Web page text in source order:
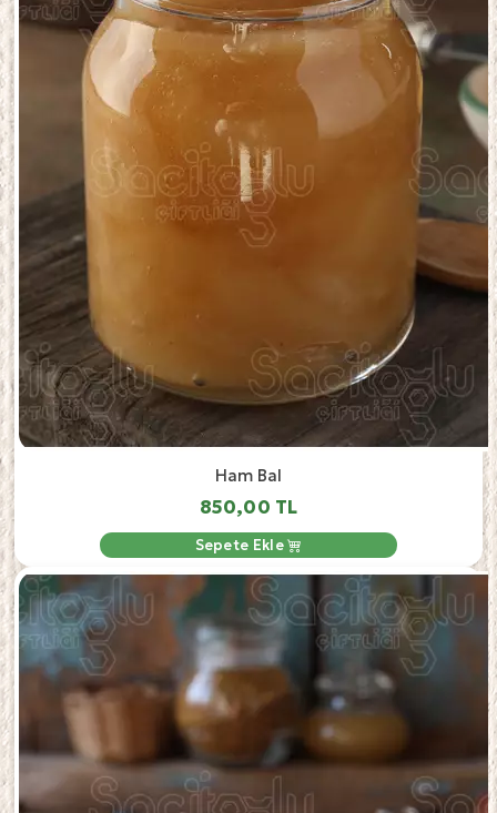
Ham Bal
850,00 TL
Sepete Ekle